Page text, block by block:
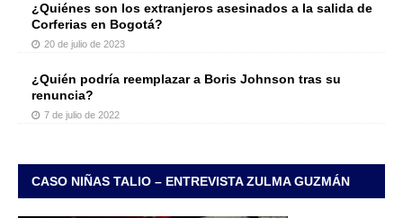
¿Quiénes son los extranjeros asesinados a la salida de
Corferias en Bogotá?
20 de julio de 2023
¿Quién podría reemplazar a Boris Johnson tras su
renuncia?
7 de julio de 2022
CASO NIÑAS TALIO – ENTREVISTA ZULMA GUZMÁN